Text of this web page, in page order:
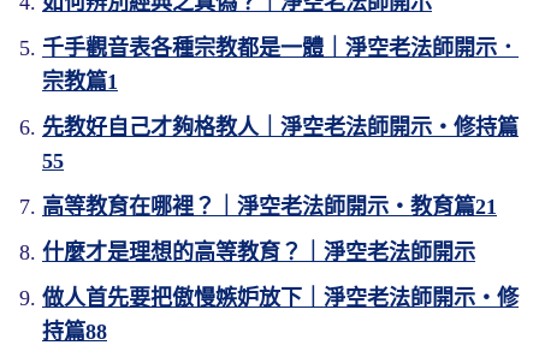
千手觀音表各種宗教都是一體｜淨空老法師開示．
宗教篇1
先教好自己才夠格教人｜淨空老法師開示・修持篇
55
高等教育在哪裡？｜淨空老法師開示・教育篇21
什麼才是理想的高等教育？｜淨空老法師開示
做人首先要把傲慢嫉妒放下｜淨空老法師開示・修
持篇88